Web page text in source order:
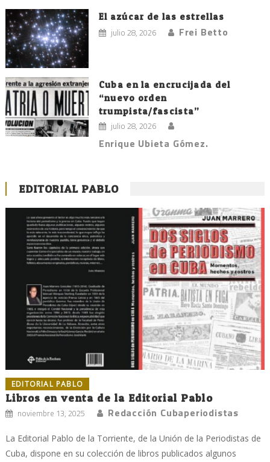
El azúcar de las estrellas
julio 28, 2026 Frei Betto
Cuba en la encrucijada del
“nuevo orden
trumpista/fascista”
julio 28, 2026
Enrique Ubieta Gómez.
EDITORIAL PABLO
EDITORIAL PABLO
Libros en venta de la Editorial Pablo
noviembre 13, 2025 Redacción Cubaperiodistas
La Editorial Pablo de la Torriente, de la Unión de la Periodistas de
Cuba, dispone en su colección de libros publicados algunos